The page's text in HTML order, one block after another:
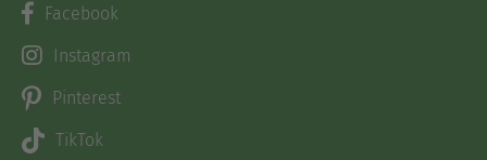
Facebook
Instagram
Pinterest
TikTok